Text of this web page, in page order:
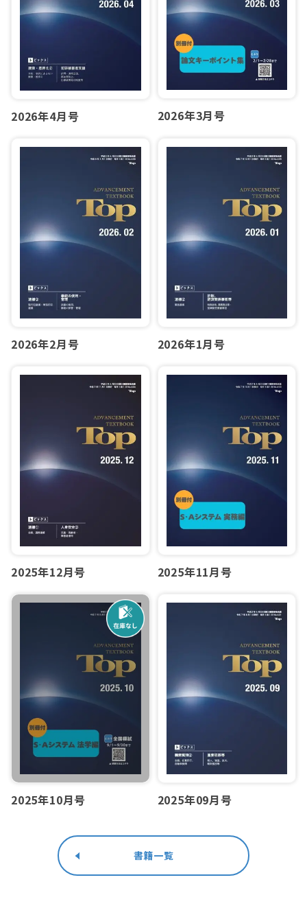
2026年4月号 2026年3月号
2026年2月号 2026年1月号
2025年12月号 2025年11月号
2025年10月号 2025年09月号
書籍一覧